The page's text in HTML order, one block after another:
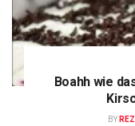
Boahh wie
BY